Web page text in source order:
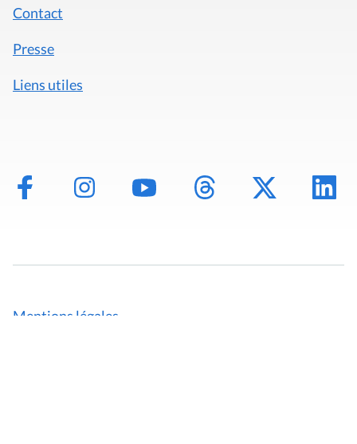
Contact
Presse
Liens utiles
Mentions légales